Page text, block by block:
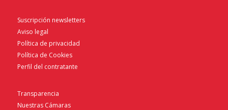
Suscripción newsletters
Aviso legal
Política de privacidad
Política de Cookies
Perfil del contratante
Transparencia
Nuestras Cámaras